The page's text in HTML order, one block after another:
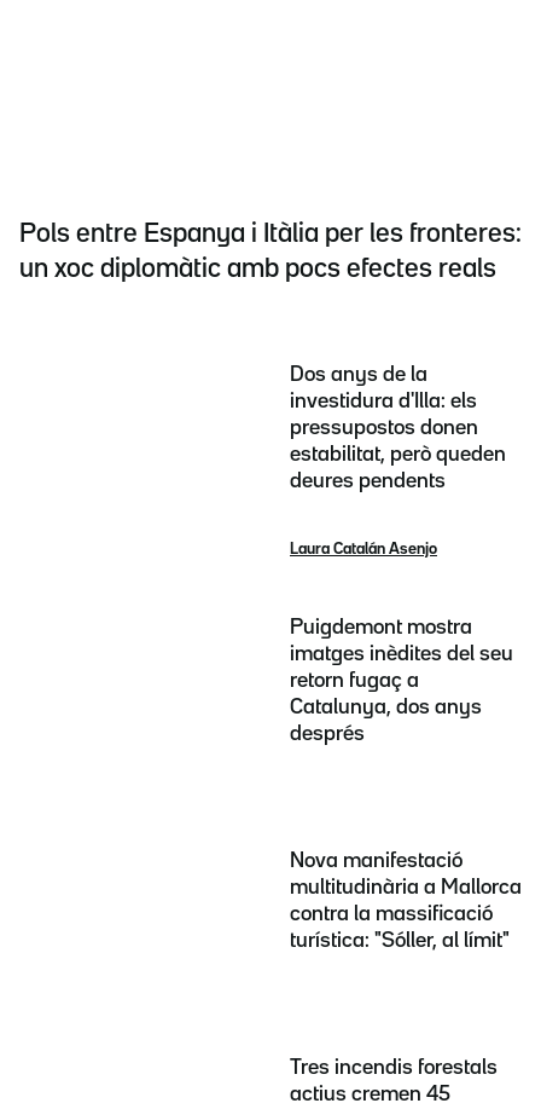
Pols entre Espanya i Itàlia per les fronteres:
un xoc diplomàtic amb pocs efectes reals
Dos anys de la
investidura d'Illa: els
pressupostos donen
estabilitat, però queden
deures pendents
Laura Catalán Asenjo
Puigdemont mostra
imatges inèdites del seu
retorn fugaç a
Catalunya, dos anys
després
Nova manifestació
multitudinària a Mallorca
contra la massificació
turística: "Sóller, al límit"
Tres incendis forestals
actius cremen 45